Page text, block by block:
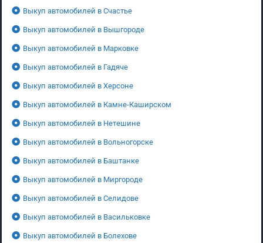
Выкуп автомобилей в Счастье
Выкуп автомобилей в Вышгороде
Выкуп автомобилей в Марковке
Выкуп автомобилей в Гадяче
Выкуп автомобилей в Херсоне
Выкуп автомобилей в Камне-Каширском
Выкуп автомобилей в Нетешине
Выкуп автомобилей в Вольногорске
Выкуп автомобилей в Баштанке
Выкуп автомобилей в Миргороде
Выкуп автомобилей в Селидове
Выкуп автомобилей в Васильковке
Выкуп автомобилей в Болехове